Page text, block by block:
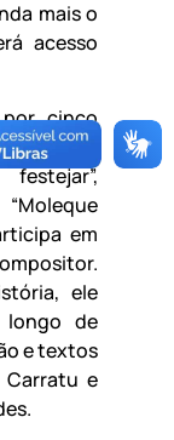
mais o
acesso
cinco
em
ele
longo de
e textos
Carratu e